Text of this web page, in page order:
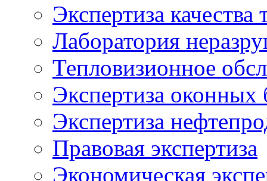
Экспертиза качества
Лаборатория
Тепловизионное
Экспертиза оконных
Экспертиза
Правовая экспертиза
Экономическая